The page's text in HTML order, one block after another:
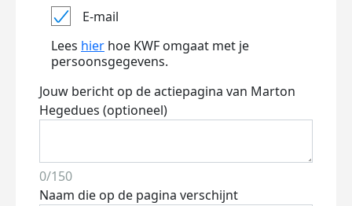
E-mail
Lees hier hoe KWF omgaat met je
persoonsgegevens.
Jouw bericht op de actiepagina van Marton
Hegedues (optioneel)
0/150
Naam die op de pagina verschijnt